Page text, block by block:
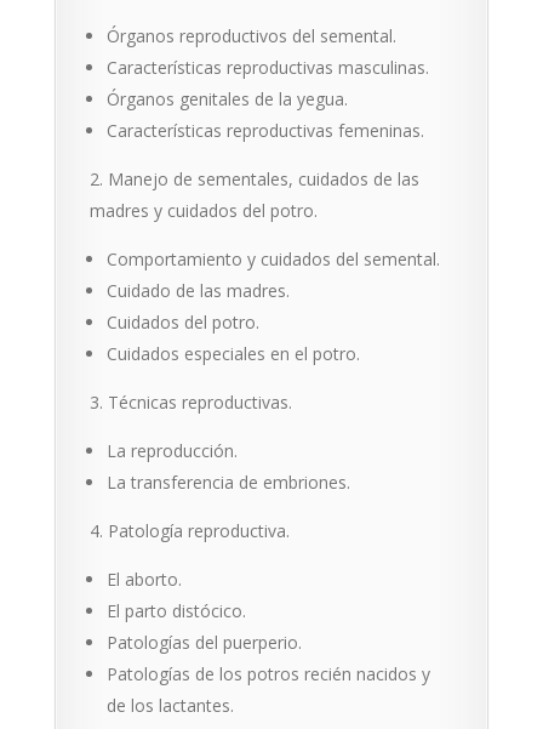
Órganos reproductivos del semental.
Características reproductivas masculinas.
Órganos genitales de la yegua.
Características reproductivas femeninas.
Manejo de sementales, cuidados de las
madres y cuidados del potro.
Comportamiento y cuidados del semental.
Cuidado de las madres.
Cuidados del potro.
Cuidados especiales en el potro.
Técnicas reproductivas.
La reproducción.
La transferencia de embriones.
Patología reproductiva.
El aborto.
El parto distócico.
Patologías del puerperio.
Patologías de los potros recién nacidos y
de los lactantes.